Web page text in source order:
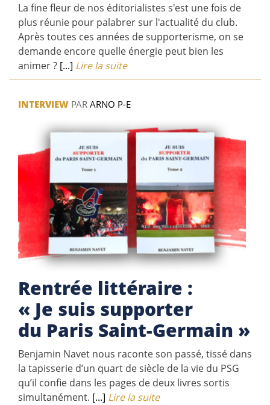
La fine fleur de nos éditorialistes s'est une fois de
plus réunie pour palabrer sur l'actualité du club.
Après toutes ces années de supporterisme, on se
demande encore quelle énergie peut bien les
animer ? [...] Lire la suite
INTERVIEW PAR ARNO P-E
Rentrée littéraire :
« Je suis supporter
du Paris Saint-Germain »
Benjamin Navet nous raconte son passé, tissé dans
la tapisserie d’un quart de siècle de la vie du PSG
qu’il confie dans les pages de deux livres sortis
simultanément. [...] Lire la suite